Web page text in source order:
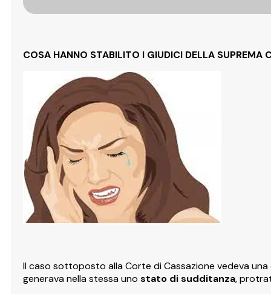
COSA HANNO STABILITO I GIUDICI DELLA SUPREMA
Il caso sottoposto alla Corte di Cassazione vedeva
generava nella stessa uno stato di sudditanza,